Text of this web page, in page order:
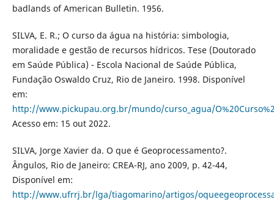
badlands of American Bulletin. 1956.
SILVA, E. R.; O curso da água na história: simbologia,
moralidade e gestão de recursos hídricos. Tese (Doutorado
em Saúde Pública) - Escola Nacional de Saúde Pública,
Fundação Oswaldo Cruz, Rio de Janeiro. 1998. Disponível
em:
http://www.pickupau.org.br/mundo/curso_agua/
Acesso em: 15 out 2022.
SILVA, Jorge Xavier da. O que é Geoprocessamento?.
Ângulos, Rio de Janeiro: CREA-RJ, ano 2009, p. 42-44,
Disponível em:
http://www.ufrrj.br/lga/tiagomarino/artigos/